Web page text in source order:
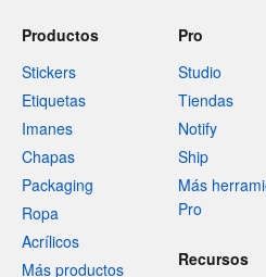
Productos
Stickers
Etiquetas
Imanes
Chapas
Packaging
Ropa
Acrílicos
Más productos
Pro
Studio
Tiendas
Notify
Ship
Más
Pro
Recursos